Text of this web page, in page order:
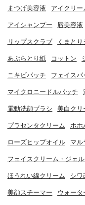
まつげ美容液 アイクリー
アイシャンプー 唇美容液
リップスクラブ くまと
あぶらとり紙 コットン
ニキビパッチ フェイスパ
マイクロニードルパッチ
電動洗顔ブラシ 美白クリ
プラセンタクリーム ホホ
ローズヒップオイル マル
フェイスクリーム・ジェ
ほうれい線クリーム シワ
美顔スチーマー ウォータ